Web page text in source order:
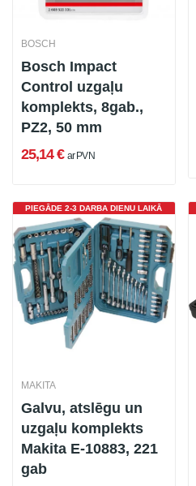
BOSCH
Bosch Impact
Control uzgaļu
komplekts, 8gab.,
PZ2, 50 mm
25,14 € ar PVN
PIEGĀDE 2-3 DARBA DIENU LAIKĀ
MAKITA
Galvu, atslēgu un
uzgaļu komplekts
Makita E-10883, 221
gab